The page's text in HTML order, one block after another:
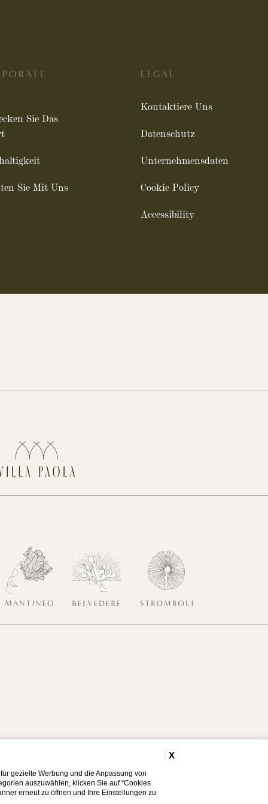
Sie Das
Sie Mit Uns
LEGAL
Kontaktiere Uns
Datenschutz
Unternehmensdaten
Cookie Policy
Accessibility
X
gezielte Werbung und die Anpassung von
auszuwählen, klicken Sie auf “Cookies
erneut zu öffnen und Ihre Einstellungen zu